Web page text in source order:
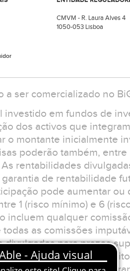
CMVM - R. Laura Alves 4
1050-053 Lisboa
a ser comercializado no
investido em fundos de
dos activos que
o montante inicialmente
poderão também,
rentabilidades
de rentabilidade
pode aumentar
1 (risco mínimo) e 6
incluem qualquer
as comissões
para prazos
tivesse sido